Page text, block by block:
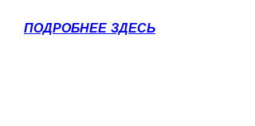
ПОДРОБНЕЕ ЗДЕСЬ